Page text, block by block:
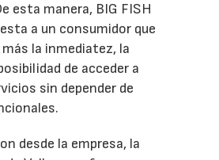
esta manera, BIG FISH
a un consumidor que
la inmediatez, la
de acceder a
sin depender de
desde la empresa, la